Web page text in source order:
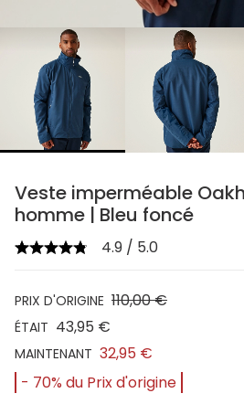
Veste imperméable
homme | Bleu foncé
4.9 / 5.0
PRIX D'ORIGINE 110,00 €
ÉTAIT 43,95 €
MAINTENANT 32,95 €
- 70% du Prix d'origine